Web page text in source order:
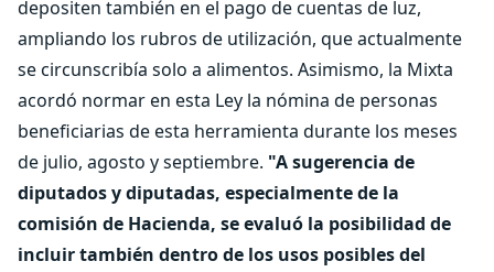
depositen también en el pago de cuentas de luz,
ampliando los rubros de utilización, que actualmente
se circunscribía solo a alimentos. Asimismo, la Mixta
acordó normar en esta Ley la nómina de personas
beneficiarias de esta herramienta durante los meses
de julio, agosto y septiembre. "A sugerencia de
diputados y diputadas, especialmente de la
comisión de Hacienda, se evaluó la posibilidad de
incluir también dentro de los usos posibles del